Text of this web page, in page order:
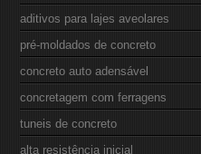
aditivos para lajes aveolares
pré-moldados de concreto
concreto auto adensável
concretagem com ferragens
tuneis de concreto
alta resistência inicial